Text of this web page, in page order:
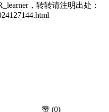
，转转请注明出处：
赞 (0)